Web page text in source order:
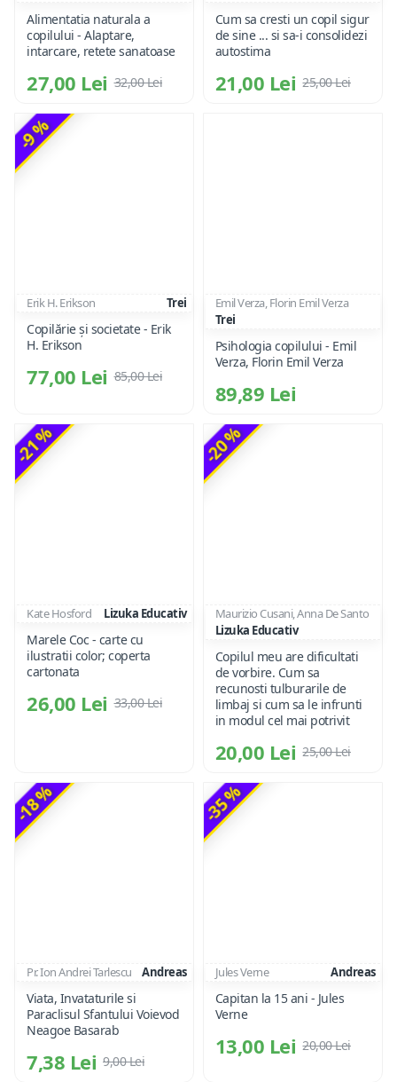
Alimentatia naturala a
copilului - Alaptare,
intarcare, retete sanatoase
27,00 Lei 32,00 Lei
Cum sa cresti un copil sigur
de sine ... si sa-i consolidezi
autostima
21,00 Lei 25,00 Lei
-9 %
Erik H. Erikson Trei
Copilărie şi societate - Erik
H. Erikson
77,00 Lei 85,00 Lei
Emil Verza, Florin Emil Verza
Trei
Psihologia copilului - Emil
Verza, Florin Emil Verza
89,89 Lei
-21 %
Kate Hosford Lizuka Educativ
Marele Coc - carte cu
ilustratii color; coperta
cartonata
26,00 Lei 33,00 Lei
-20 %
Maurizio Cusani, Anna De Santo
Lizuka Educativ
Copilul meu are dificultati
de vorbire. Cum sa
recunosti tulburarile de
limbaj si cum sa le infrunti
in modul cel mai potrivit
20,00 Lei 25,00 Lei
-18 %
Pr. Ion Andrei Tarlescu Andreas
Viata, Invataturile si
Paraclisul Sfantului Voievod
Neagoe Basarab
7,38 Lei 9,00 Lei
-35 %
Jules Verne Andreas
Capitan la 15 ani - Jules
Verne
13,00 Lei 20,00 Lei